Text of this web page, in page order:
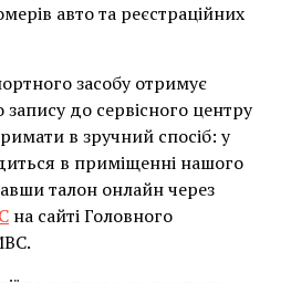
авто та реєстраційних
засобу отримує
до сервісного центру
в зручний спосіб: у
в приміщенні нашого
талон онлайн через
на сайті Головного